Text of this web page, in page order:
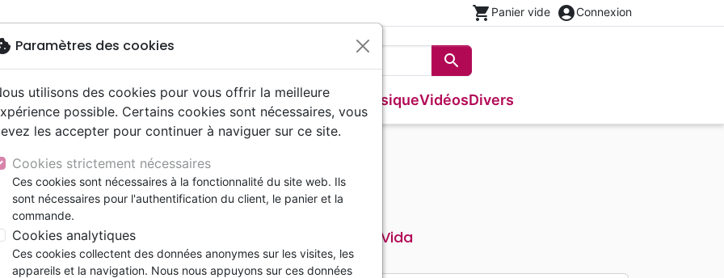
shopping_cart Panier vide account_circleConnexion
search
Rechercher
NouveautésBibles
Testaments
Etude biblique
Segond 21
Segond
NEG
Livres
Bandes dessinées
Famille, couple
Souffrance, Relation d'aide
Santé
eBooks
Couple
Découverte de la foi
Méditations
Souffrance, Relation d'aide
Psychologie
Jeunesse
ans
Adolescents, jeunes
Bibles jeunesse
Musique
Latino, Folk
Soul
Rap, Hip-hop
Instrumental
Louange, Adoration
Hardrock, Métal
Vidéos
animés
conférences
Films, fiction
Documentaires, reportages
Divers
Jeux
Accessoires de Bible
Papeterie
du musée
La plus belle oeuvre du musée
Référence Vida
Description Détails du produit
Paramètres des cookies
utilisons des cookies pour vous offrir la meilleure
possible. Certains cookies sont nécessaires, vous
les accepter pour continuer à naviguer sur ce site.
Cookies strictement nécessaires
Ces cookies sont nécessaires à la fonctionnalité du site web. Ils
sont nécessaires pour l'authentification du client, le panier et la
commande.
Cookies analytiques
Ces cookies collectent des données anonymes sur les visites, les
appareils et la navigation. Nous nous appuyons sur ces données